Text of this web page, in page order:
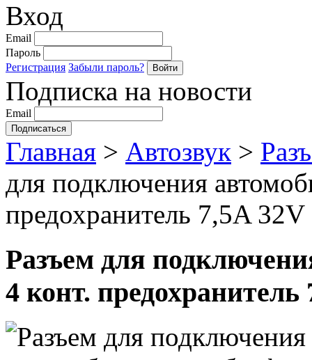
Вход
Email
Пароль
Регистрация Забыли пароль?
Подписка на новости
Email
Главная > Автозвук >
для подключения
предохранитель 7,5A 32V
Разъем для
4 конт. предохранитель